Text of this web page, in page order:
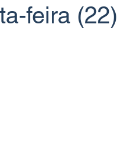
feira (22)